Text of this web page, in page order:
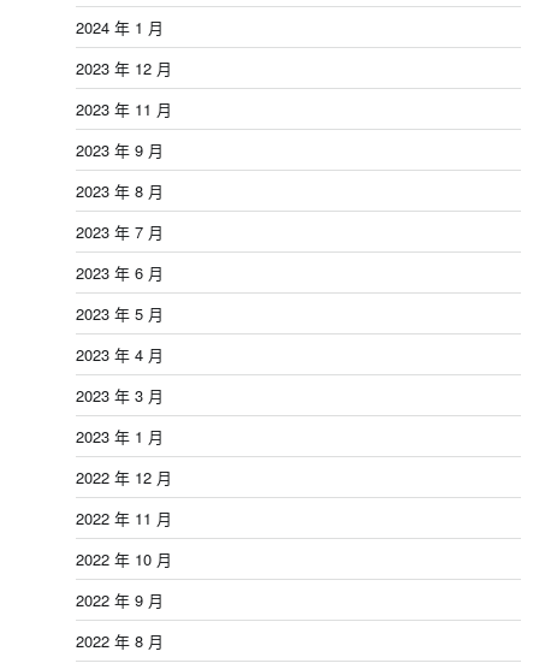
2024 年 1 月
2023 年 12 月
2023 年 11 月
2023 年 9 月
2023 年 8 月
2023 年 7 月
2023 年 6 月
2023 年 5 月
2023 年 4 月
2023 年 3 月
2023 年 1 月
2022 年 12 月
2022 年 11 月
2022 年 10 月
2022 年 9 月
2022 年 8 月